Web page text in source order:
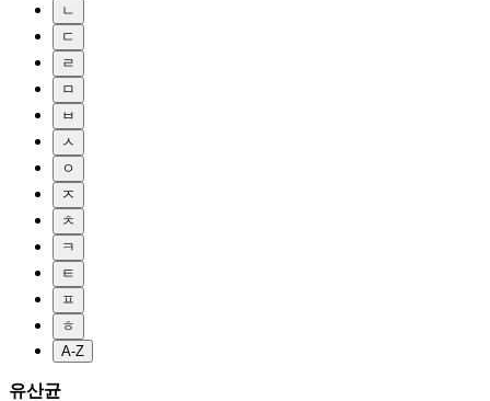
ㄴ
ㄷ
ㄹ
ㅁ
ㅂ
ㅅ
ㅇ
ㅈ
ㅊ
ㅋ
ㅌ
ㅍ
ㅎ
A-Z
유산균